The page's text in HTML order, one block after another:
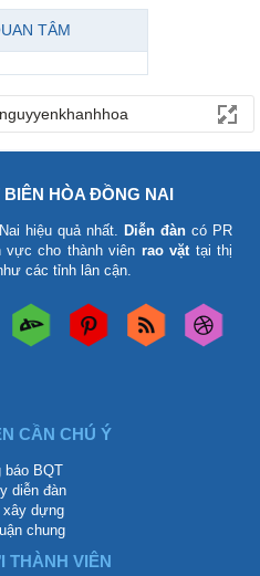
TÂM
nguyyenkhanhhoa
HÒA ĐỒNG NAI
hiệu quả nhất. Diễn đàn có PR
vực cho thành viên rao vặttại thị
các tỉnh lân cận.
CẦN CHÚ Ý
báo BQT
diễn đàn
xây dựng
chung
THÀNH VIÊN